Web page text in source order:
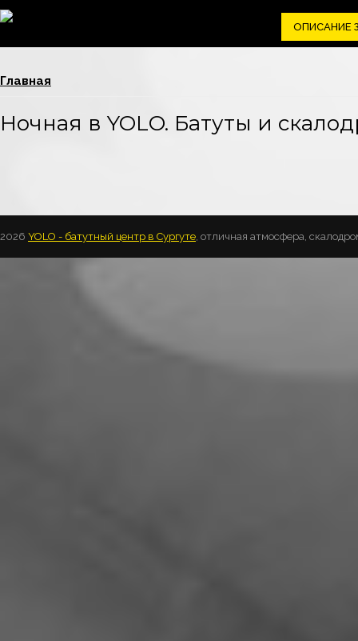
ОПИСАНИЕ
Вы здесь
Главная
Ночная в YOLO. Батуты и
2026 YOLO - батутный центр в Сургуте , отличная атмосфера,